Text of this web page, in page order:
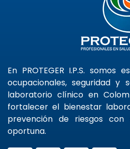
En PROTEGER I.P.S. somos
ocupacionales, seguridad
laboratorio clínico en
fortalecer el bienestar
prevención de riesgos con
oportuna.